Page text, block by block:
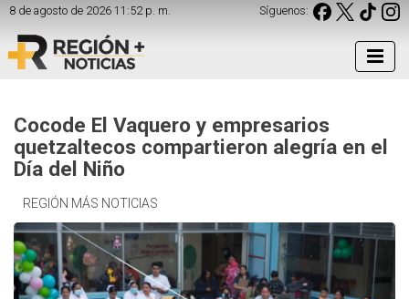
8 de agosto de 2026 11:52 p. m. Síguenos:
Cocode El Vaquero y empresarios
quetzaltecos compartieron alegría en el
Día del Niño
REGIÓN MÁS NOTICIAS